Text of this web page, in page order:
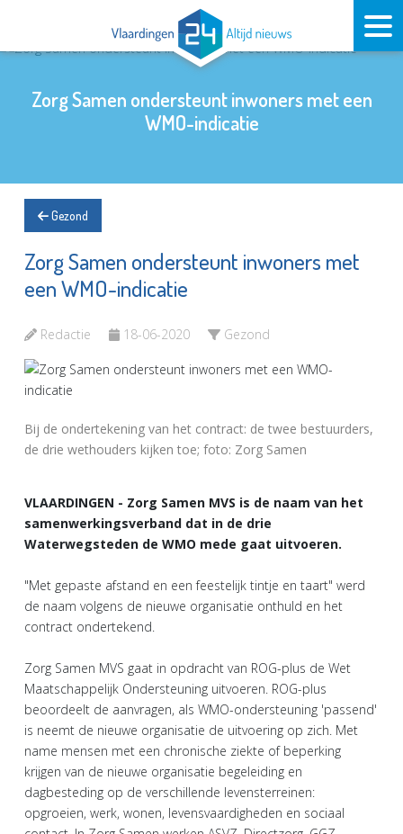
Zorg Samen ondersteunt inwoners met een
WMO-indicatie
Gezond
Zorg Samen ondersteunt inwoners met
een WMO-indicatie
Redactie 18-06-2020 Gezond
Bij de ondertekening van het contract: de twee bestuurders,
de drie wethouders kijken toe; foto: Zorg Samen
VLAARDINGEN - Zorg Samen MVS is de naam van het
samenwerkingsverband dat in de drie
Waterwegsteden de WMO mede gaat uitvoeren.
"Met gepaste afstand en een feestelijk tintje en taart" werd
de naam volgens de nieuwe organisatie onthuld en het
contract ondertekend.
Zorg Samen MVS gaat in opdracht van ROG-plus de Wet
Maatschappelijk Ondersteuning uitvoeren. ROG-plus
beoordeelt de aanvragen, als WMO-ondersteuning 'passend'
is neemt de nieuwe organisatie de uitvoering op zich. Met
name mensen met een chronische ziekte of beperking
krijgen van de nieuwe organisatie begeleiding en
dagbesteding op de verschillende levensterreinen:
opgroeien, werk, wonen, levensvaardigheden en sociaal